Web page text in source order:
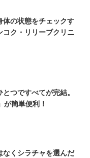
体の状態をチェックす
コク・リリーブクリニ
つですべてが完結。
簡単便利！
なくシラチャを選んだ